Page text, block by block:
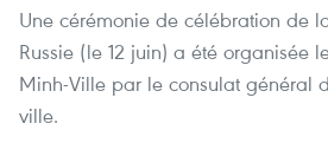
Une cérémonie de célébration de
Russie (le 12 juin) a été organisée
Minh-Ville par le consulat général
ville.